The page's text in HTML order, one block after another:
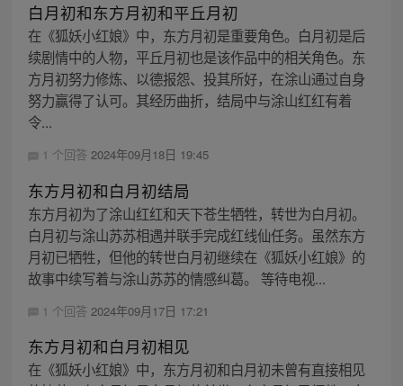
白月初和东方月初和平丘月初
在《狐妖小红娘》中，东方月初是重要角色。白月初是后
续剧情中的人物，平丘月初也是该作品中的相关角色。东
方月初努力修炼、以德报怨、投其所好，在涂山通过自身
努力赢得了认可。其经历曲折，结局中与涂山红红有着
令...
1 个回答 2024年09月18日 19:45
东方月初和白月初结局
东方月初为了涂山红红和天下苍生牺牲，转世为白月初。
白月初与涂山苏苏相遇并联手完成红线仙任务。虽然东方
月初已牺牲，但他的转世白月初继续在《狐妖小红娘》的
故事中续写着与涂山苏苏的情感纠葛。 等待电视...
1 个回答 2024年09月17日 17:21
东方月初和白月初相见
在《狐妖小红娘》中，东方月初和白月初未曾有直接相见